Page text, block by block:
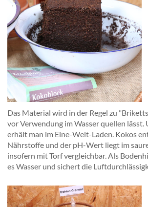
Das Material wird in der Regel zu
vor Verwendung im Wasser quellen lässt.
erhält man im Eine-Welt-Laden. Kokos
Nährstoffe und der pH-Wert liegt im
insofern mit Torf vergleichbar. Als
es Wasser und sichert die